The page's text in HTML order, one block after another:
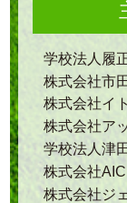
学校法人履
株式会社市
株式会社イ
株式会社ア
学校法人津
株式会社
株式会社ジ